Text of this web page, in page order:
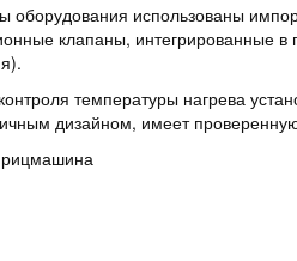
использованы
клапаны,
температуры нагрева
дизайном, имеет